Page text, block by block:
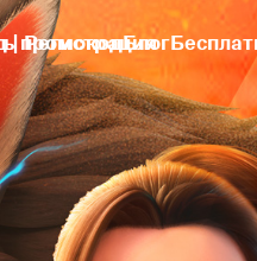
промокодБлог
| Регистрация